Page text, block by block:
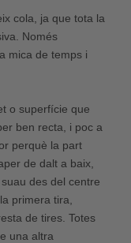
cola, ja que tota la
Només
mica de temps i
o superfície que
ben recta, i poc a
perquè la part
de dalt a baix,
des del centre
primera tira,
de tires. Totes
una altra